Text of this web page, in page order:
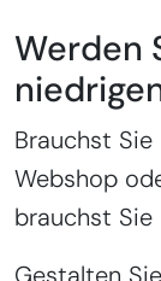
Werden
Brauchst Sie
Webshop
brauchst Sie